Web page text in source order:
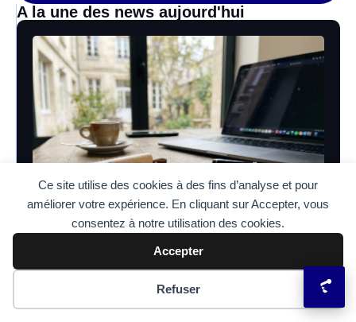
Ce site utilise des cookies à des fins d’analyse et pour
améliorer votre expérience. En cliquant sur Accepter, vous
consentez à notre utilisation des cookies.
Accepter
Refuser
Préférences des cookies
A la une des news aujourd'hui
Tendances Tech
Votre marque à portée de main : Le
secret des clés USB personnalisées